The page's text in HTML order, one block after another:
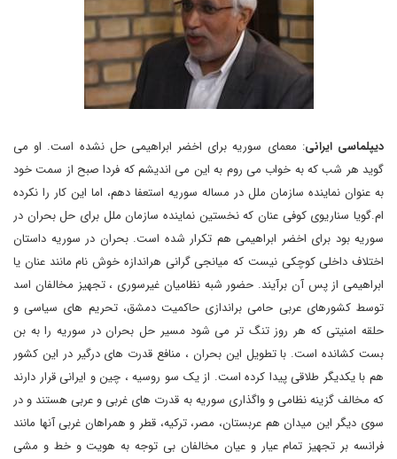
دیپلماسی ایرانی: معمای سوریه برای اخضر ابراهیمی حل نشده است. او می
گوید هر شب که به خواب می روم به این می اندیشم که فردا صبح از سمت خود
به عنوان نماینده سازمان ملل در مساله سوریه استعفا دهم، اما این کار را نکرده
ام.گویا سناریوی کوفی عنان که نخستین نماینده سازمان ملل برای حل بحران در
سوریه بود برای اخضر ابراهیمی هم تکرار شده است. بحران در سوریه داستان
اختلاف داخلی کوچکی نیست که میانجی گرانی هراندازه خوش نام مانند عنان یا
ابراهیمی از پس آن برآیند. حضور شبه نظامیان غیرسوری ، تجهیز مخالفان اسد
توسط کشورهای عربی حامی براندازی حاکمیت دمشق، تحریم های سیاسی و
حلقه امنیتی که هر روز تنگ تر می شود مسیر حل بحران در سوریه را به بن
بست کشانده است. با تطویل این بحران ، منافع قدرت های درگیر در این کشور
هم با یکدیگر طلاقی پیدا کرده است. از یک سو روسیه ، چین و ایرانی قرار دارند
که مخالف گزینه نظامی و واگذاری سوریه به قدرت های غربی و عربی هستند و در
سوی دیگر این میدان هم عربستان، مصر، ترکیه، قطر و همراهان غربی آنها مانند
فرانسه بر تجهیز تمام عیار و عیان مخالفان بی توجه به هویت و خط و مشی